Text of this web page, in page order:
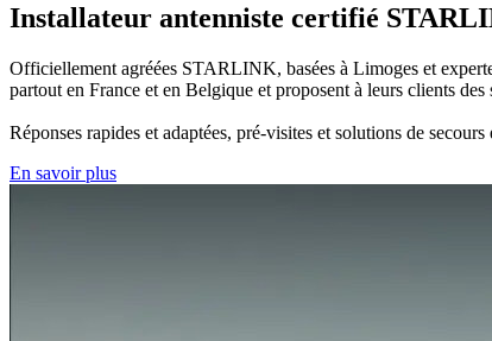
Installateur antenniste certifié
Officiellement agréées STARLINK, basées à Limoges et
partout en France et en Belgique et proposent à leurs clients
Réponses rapides et adaptées, pré-visites et solutions de
En savoir plus